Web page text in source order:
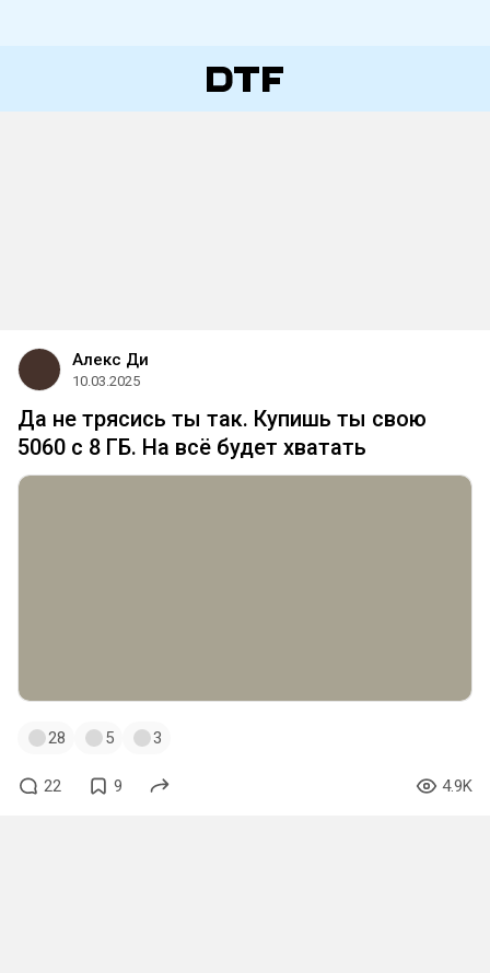
Алекс Ди
10.03.2025
Да не трясись ты так. Купишь ты свою
5060 с 8 ГБ. На всё будет хватать
28 5 3
22 9 4.9K